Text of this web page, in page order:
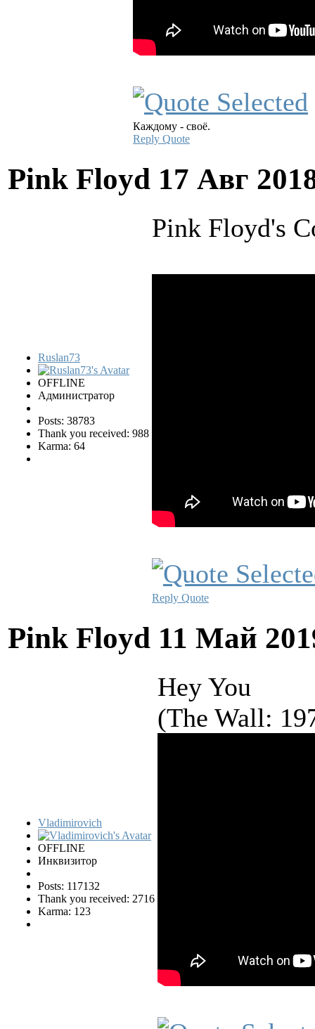
Каждому - своё.
Reply Quote
Pink Floyd 17 Авг
Ruslan73
OFFLINE
Администратор
Posts: 38783
Thank you received: 988
Karma: 64
Pink Floyd's
Reply Quote
Pink Floyd 11 Май
Vladimirovich
OFFLINE
Инквизитор
Posts: 117132
Thank you received: 2716
Karma: 123
Hey You
(The Wall: